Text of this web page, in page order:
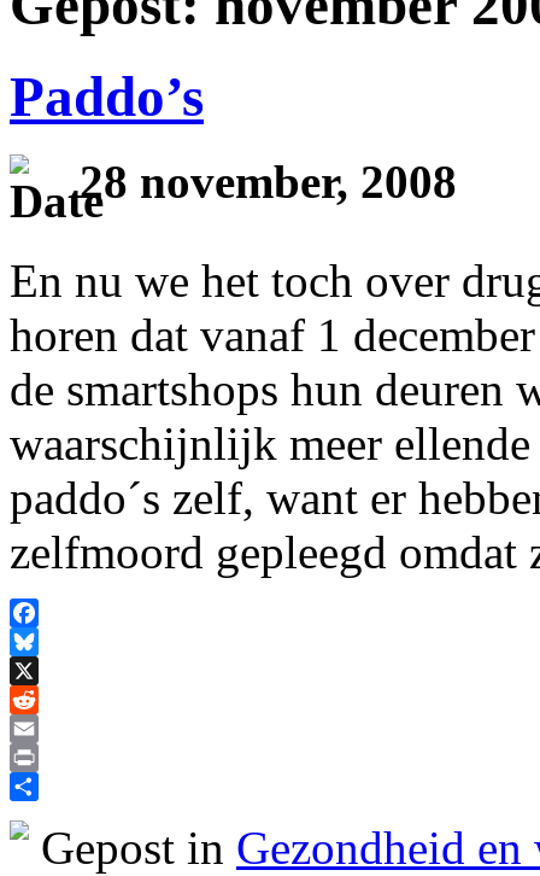
Paddo’s
28 november, 2008
En nu we het toch over
horen dat vanaf 1
de smartshops hun deuren
waarschijnlijk meer
paddo´s zelf, want er
zelfmoord gepleegd
Facebook
Bluesky
X
Reddit
Email
Print
Delen
Gepost in Gezondheid